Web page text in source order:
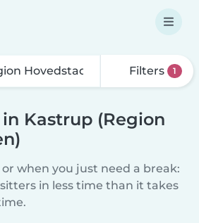
Filters 1
Kastrup (Region
when you just need a break:
in less time than it takes